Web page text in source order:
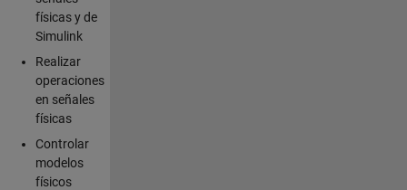
físicas y de
Simulink
Realizar
operaciones
en señales
físicas
Controlar
modelos
físicos